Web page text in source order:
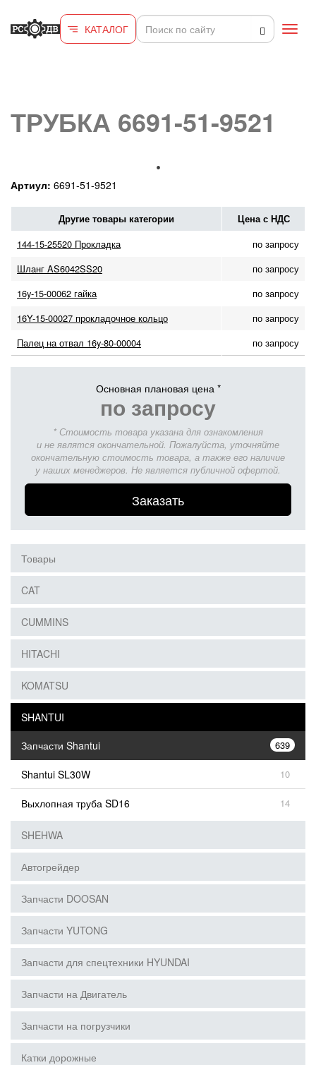
КАТАЛОГ
ТРУБКА 6691-51-9521
Артиул: 6691-51-9521
Другие товары категории Цена с НДС
144-15-25520 Прокладка
по запросу
Шланг AS6042SS20
по запросу
16y-15-00062 гайка
по запросу
16Y-15-00027 прокладочное кольцо
по запросу
Палец на отвал 16y-80-00004
по запросу
Основная плановая цена *
по запросу
* Стоимость товара указана для ознакомления
и не являтся окончательной. Пожалуйста, уточняйте
окончательную стоимость товара, а также его наличие
у наших менеджеров. Не является публичной офертой.
Заказать
Товары
CAT
CUMMINS
HITACHI
KOMATSU
SHANTUI
Запчасти Shantui
639
Shantui SL30W 10
Выхлопная труба SD16 14
SHEHWA
Автогрейдер
Запчасти DOOSAN
Запчасти YUTONG
Запчасти для спецтехники HYUNDAI
Запчасти на Двигатель
Запчасти на погрузчики
Катки дорожные